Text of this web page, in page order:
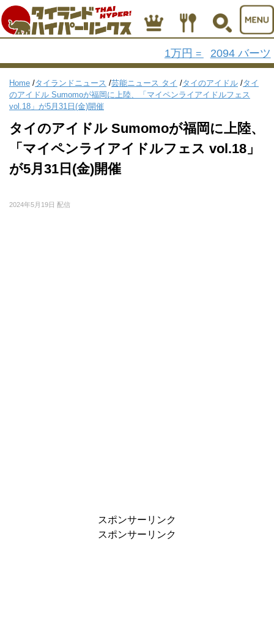
1万円 = 2094 バーツ
Home /タイランドニュース /芸能ニュース タイ /タイのアイドル /タイ
のアイドル Sumomoが福岡に上陸、「マイペンライアイドルフェス
vol.18」が5月31日(金)開催
タイのアイドル Sumomoが福岡に上陸、
「マイペンライアイドルフェス vol.18」
が5月31日(金)開催
2024年5月19日 配信
スポンサーリンク
スポンサーリンク